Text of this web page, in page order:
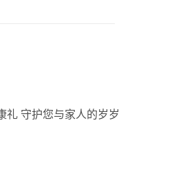
礼 守护您与家人的岁岁